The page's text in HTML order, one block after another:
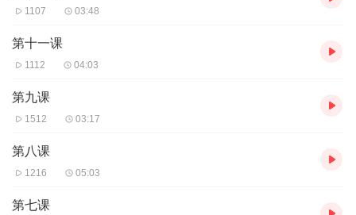
1107 03:48
第十一课
1112 04:03
第九课
1512 03:17
第八课
1216 05:03
第七课